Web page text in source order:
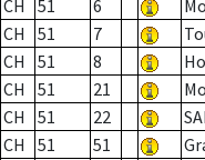
CH 51 6
CH
51 7
CH
51 8
CH
51 21
CH
51 22
CH
51 51